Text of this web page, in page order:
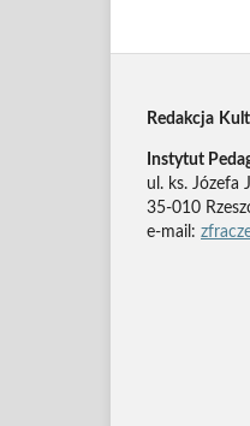
Redakcja
Instytut
ul. ks. Józefa
35-010
e-mail: